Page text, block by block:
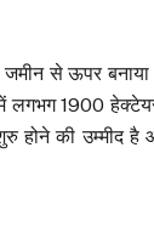
से ऊपर
लगभग 1900
की उम्मीद है